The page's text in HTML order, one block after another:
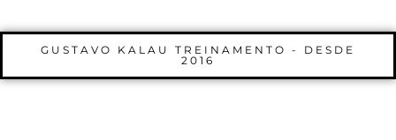
GUSTAVO KALAU TREINAMENTO - DESDE
2016